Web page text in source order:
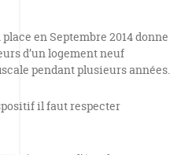
en Septembre 2014 donne
d’un logement neuf
pendant plusieurs années.
il faut respecter